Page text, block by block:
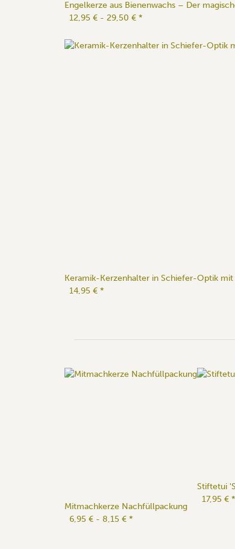
Engelkerze aus Bienenwachs – Der
12,95 € - 29,50 € *
Keramik-Kerzenhalter in Schiefer-Optik mit
14,95 € *
Mitmachkerze Nachfüllpackung
6,95 € - 8,15 € *
Stiftetui
17,95 € *